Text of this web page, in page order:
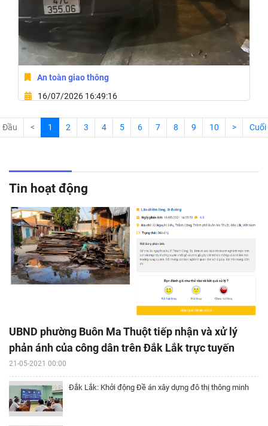
An toàn giao thông
16/07/2026 16:49:16
Đầu < 1 2 3 4 5 6 7 8 9 10 > Cuối
Tin hoạt động
UBND phường Buôn Ma Thuột tiếp nhận và xử lý
phản ánh của công dân trên Đắk Lắk trực tuyến
21-05-2021 00:00
Đắk Lắk: Khởi động Đề án xây dựng đô thị thông minh